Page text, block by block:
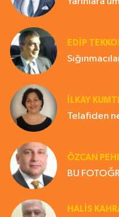
EDIP
İLKAY
Telafiden
ÖZCAN
BU
HALIS